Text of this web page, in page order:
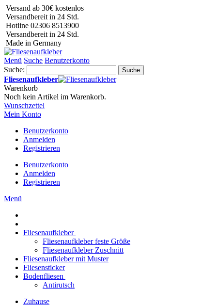
Versand ab 30€ kostenlos
Versandbereit in 24 Std.
Hotline 02306 8513900
Versandbereit in 24 Std.
Made in Germany
Menü Suche Benutzerkonto
Suche:
Suche
Fliesenaufkleber
Warenkorb
Noch kein Artikel im Warenkorb.
Wunschzettel
Mein Konto
Benutzerkonto
Anmelden
Registrieren
Benutzerkonto
Anmelden
Registrieren
Menü
Fliesenaufkleber
Fliesenaufkleber feste Größe
Fliesenaufkleber Zuschnitt
Fliesenaufkleber mit Muster
Fliesensticker
Bodenfliesen
Antirutsch
Zuhause